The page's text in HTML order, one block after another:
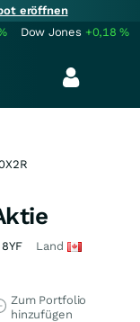
eröffnen
Dow Jones +0,18%
8YF Land
Zum Portfolio
hinzufügen